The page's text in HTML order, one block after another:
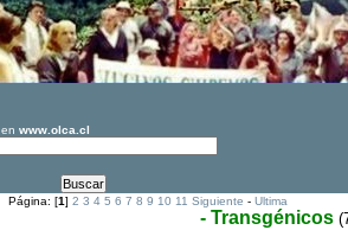
en www.olca.cl
Página: [1]2 3 4 5 6 7 8 9 10 11 Siguiente -Ultima
- Transgénicos